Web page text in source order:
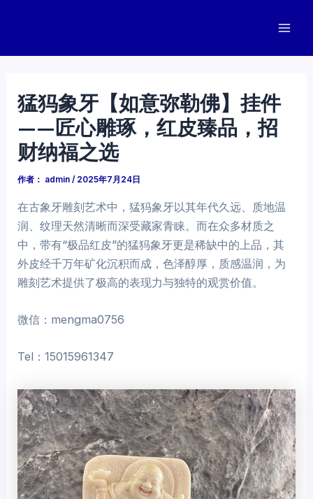
猛犸象牙【如意弥勒佛】挂件
——匠心雕琢，红皮臻品，招
财纳福之选
作者： admin/ 2025年7月24日
在古象牙雕刻艺术中，猛犸象牙以其年代久远、质地温
润、纹理天然清晰而深受藏家青睐。而在众多材质之
中，带有“极品红皮”的猛犸象牙更是稀缺中的上品，其
外皮经千万年矿化沉积而成，色泽醇厚，质感温润，为
雕刻艺术提供了极高的表现力与独特的观赏价值。
微信：mengma0756
Tel：15015961347